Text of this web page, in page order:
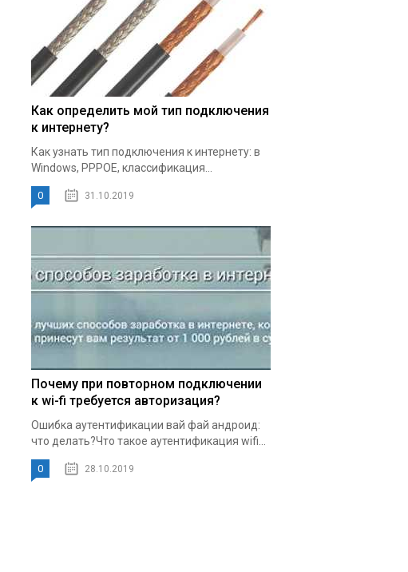
Как определить мой тип подключения
к интернету?
Как узнать тип подключения к интернету: в
Windows, PPPOE, классификация...
0 31.10.2019
Почему при повторном подключении
к wi-fi требуется авторизация?
Ошибка аутентификации вай фай андроид:
что делать?Что такое аутентификация wifi...
0 28.10.2019